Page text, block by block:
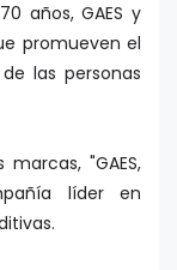
años, GAES y
promueven el
las personas
"GAES,
líder en